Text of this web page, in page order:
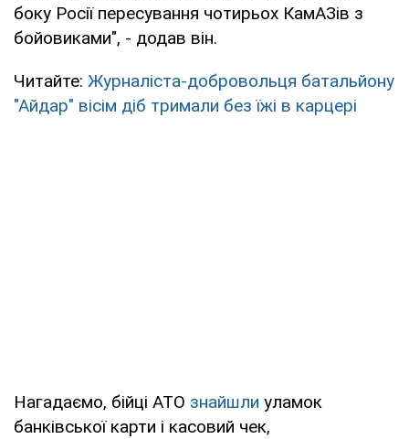
боку Росії пересування чотирьох КамАЗів з
бойовиками", - додав він.
Читайте: Журналіста-добровольця батальйону
"Айдар" вісім діб тримали без їжі в карцері
Нагадаємо, бійці АТО знайшли уламок
банківської карти і касовий чек,